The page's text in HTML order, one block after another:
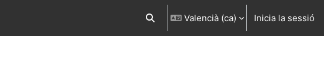
Commuta l'entrada de la cerca
Valencià ‎(ca)‎ Inicia la sessió